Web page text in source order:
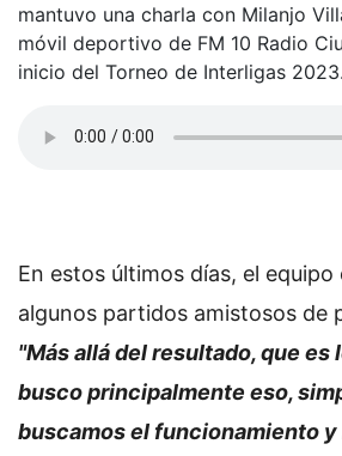
mantuvo una charla con Milanjo
móvil deportivo de FM 10 Radio
inicio del Torneo de Interligas 2023.
En estos últimos días, el
algunos partidos amistosos de
"Más allá del resultado, que es
busco principalmente eso,
buscamos el funcionamiento y